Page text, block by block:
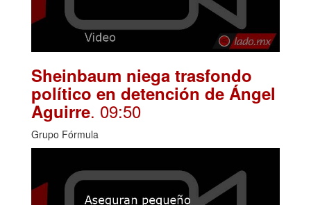
Sheinbaum niega trasfondo
político en detención de Ángel
Aguirre. 09:50
Grupo Fórmula